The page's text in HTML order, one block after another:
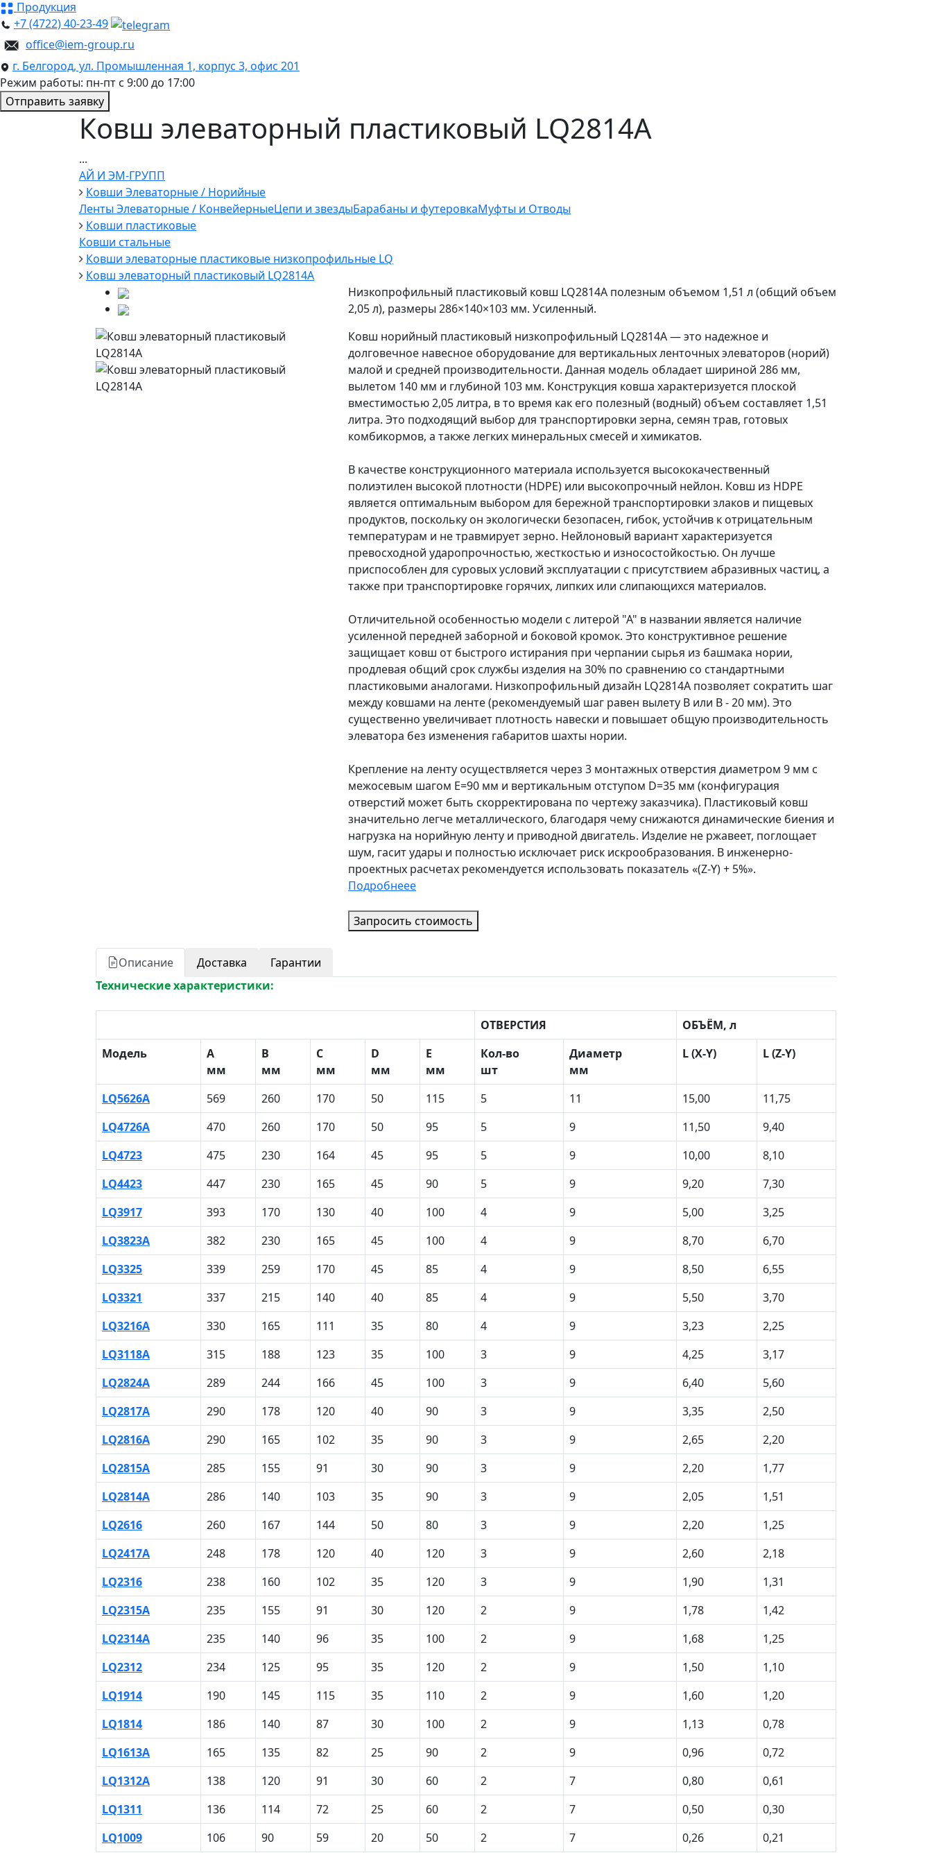
Продукция
+7 (4722) 40-23-49
office@iem-group.ru
г. Белгород, ул. Промышленная 1, корпус 3, офис 201
Режим работы: пн-пт с 9:00 до 17:00
Отправить заявку
Ковш элеваторный пластиковый LQ2814A
...
АЙ И ЭМ-ГРУПП
Ковши Элеваторные / Норийные
Ленты Элеваторные / КонвейерныеЦепи и звездыБарабаны и футеровкаМуфты и Отводы
Ковши пластиковые
Ковши стальные
Ковши элеваторные пластиковые низкопрофильные LQ
Ковш элеваторный пластиковый LQ2814A
Низкопрофильный пластиковый ковш LQ2814A полезным объемом 1,51 л (общий объем
2,05 л), размеры 286×140×103 мм. Усиленный.
Ковш норийный пластиковый низкопрофильный LQ2814A — это надежное и
долговечное навесное оборудование для вертикальных ленточных элеваторов (норий)
малой и средней производительности. Данная модель обладает шириной 286 мм,
вылетом 140 мм и глубиной 103 мм. Конструкция ковша характеризуется плоской
вместимостью 2,05 литра, в то время как его полезный (водный) объем составляет 1,51
литра. Это подходящий выбор для транспортировки зерна, семян трав, готовых
комбикормов, а также легких минеральных смесей и химикатов.
В качестве конструкционного материала используется высококачественный
полиэтилен высокой плотности (HDPE) или высокопрочный нейлон. Ковш из HDPE
является оптимальным выбором для бережной транспортировки злаков и пищевых
продуктов, поскольку он экологически безопасен, гибок, устойчив к отрицательным
температурам и не травмирует зерно. Нейлоновый вариант характеризуется
превосходной ударопрочностью, жесткостью и износостойкостью. Он лучше
приспособлен для суровых условий эксплуатации с присутствием абразивных частиц, а
также при транспортировке горячих, липких или слипающихся материалов.
Отличительной особенностью модели с литерой "А" в названии является наличие
усиленной передней заборной и боковой кромок. Это конструктивное решение
защищает ковш от быстрого истирания при черпании сырья из башмака нории,
продлевая общий срок службы изделия на 30% по сравнению со стандартными
пластиковыми аналогами. Низкопрофильный дизайн LQ2814A позволяет сократить шаг
между ковшами на ленте (рекомендуемый шаг равен вылету B или B - 20 мм). Это
существенно увеличивает плотность навески и повышает общую производительность
элеватора без изменения габаритов шахты нории.
Крепление на ленту осуществляется через 3 монтажных отверстия диаметром 9 мм с
межосевым шагом E=90 мм и вертикальным отступом D=35 мм (конфигурация
отверстий может быть скорректирована по чертежу заказчика). Пластиковый ковш
значительно легче металлического, благодаря чему снижаются динамические биения и
нагрузка на норийную ленту и приводной двигатель. Изделие не ржавеет, поглощает
шум, гасит удары и полностью исключает риск искрообразования. В инженерно-
проектных расчетах рекомендуется использовать показатель «(Z-Y) + 5%».
Подробнеее
Запросить стоимость
Описание Доставка
Гарантии
Технические характеристики:
ОТВЕРСТИЯ
ОБЪЁМ, л
Модель
A
мм
B
мм
С
мм
D
мм
E
мм
Кол-во
шт
Диаметр
мм
L (X-Y) L (Z-Y)
LQ5626A 569 260 170 50 115 5 11 15,00
11,75
LQ4726A
470 260 170 50 95 5 9 11,50
9,40
LQ4723
475 230 164 45 95 5 9 10,00
8,10
LQ4423
447 230 165 45 90 5 9 9,20
7,30
LQ3917
393 170 130 40 100 4 9 5,00
3,25
LQ3823A
382 230 165 45 100 4 9 8,70
6,70
LQ3325
339 259 170 45 85 4 9 8,50
6,55
LQ3321
337 215 140 40 85 4 9 5,50
3,70
LQ3216A
330 165 111 35 80 4 9 3,23
2,25
LQ3118A
315 188 123 35 100 3 9 4,25
3,17
LQ2824A
289 244 166 45 100 3 9 6,40
5,60
LQ2817A
290 178 120 40 90 3 9 3,35
2,50
LQ2816A
290 165 102 35 90 3 9 2,65
2,20
LQ2815A
285 155 91 30 90 3 9 2,20
1,77
LQ2814A
286 140 103 35 90 3 9 2,05
1,51
LQ2616
260 167 144 50 80 3 9 2,20
1,25
LQ2417A
248 178 120 40 120 3 9 2,60
2,18
LQ2316
238 160 102 35 120 3 9 1,90
1,31
LQ2315A
235 155 91 30 120 2 9 1,78
1,42
LQ2314A
235 140 96 35 100 2 9 1,68
1,25
LQ2312
234 125 95 35 120 2 9 1,50
1,10
LQ1914
190 145 115 35 110 2 9 1,60
1,20
LQ1814
186 140 87 30 100 2 9 1,13
0,78
LQ1613A
165 135 82 25 90 2 9 0,96
0,72
LQ1312A
138 120 91 30 60 2 7 0,80
0,61
LQ1311
136 114 72 25 60 2 7 0,50
0,30
LQ1009
106 90 59 20 50 2 7 0,26 0,21